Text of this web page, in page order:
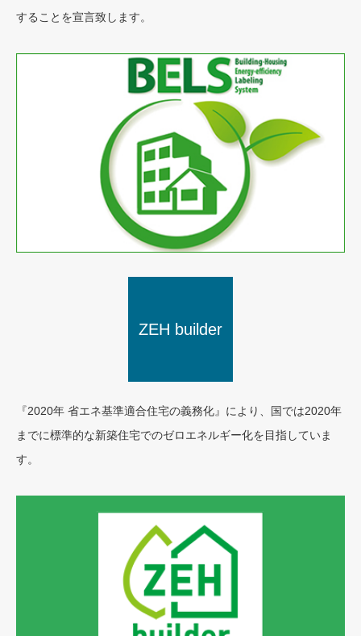
することを宣言致します。
BELS
ZEH builder
『2020年 省エネ基準適合住宅の義務化』により、国では2020年
までに標準的な新築住宅でのゼロエネルギー化を目指していま
す。